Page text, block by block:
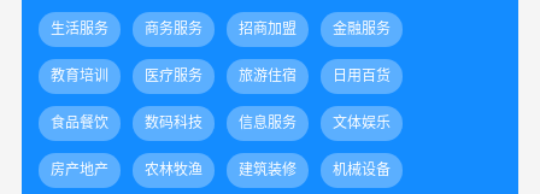
生活服务 商务服务 招商加盟 金融服务
教育培训 医疗服务 旅游住宿 日用百货
食品餐饮 数码科技 信息服务 文体娱乐
房产地产 农林牧渔 建筑装修 机械设备